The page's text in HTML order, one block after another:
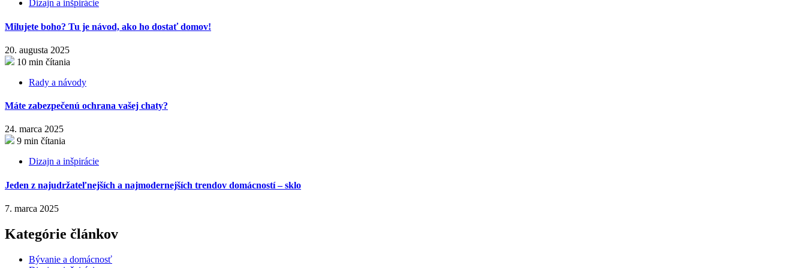
Dizajn a inšpirácie
Milujete boho? Tu je návod, ako ho dostať domov!
20. augusta 2025
10 min čítania
Rady a návody
Máte zabezpečenú ochrana vašej chaty?
24. marca 2025
9 min čítania
Dizajn a inšpirácie
Jeden z najudržateľnejších a najmodernejších trendov domácností – sklo
7. marca 2025
Kategórie článkov
Bývanie a domácnosť